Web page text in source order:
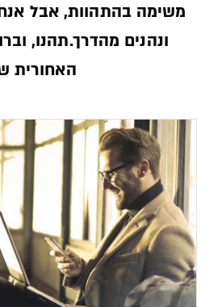
משימה בהתהוות, אבל
ונהנים מהדרך.תהנו,
האחורית